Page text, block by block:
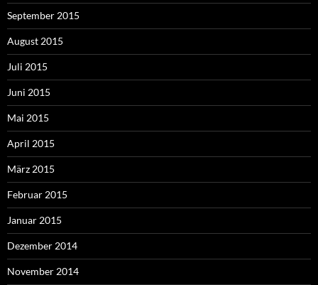
September 2015
August 2015
Juli 2015
Juni 2015
Mai 2015
April 2015
März 2015
Februar 2015
Januar 2015
Dezember 2014
November 2014